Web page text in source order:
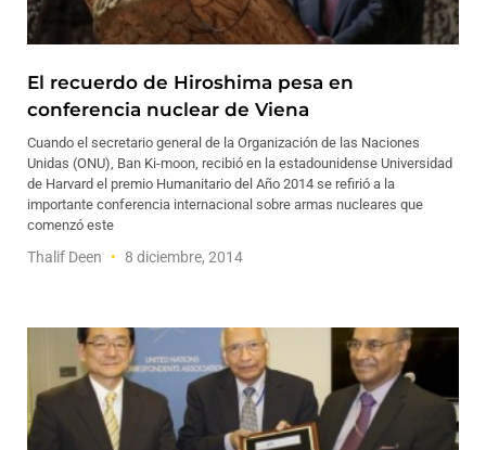
El recuerdo de Hiroshima pesa en
conferencia nuclear de Viena
Cuando el secretario general de la Organización de las Naciones
Unidas (ONU), Ban Ki-moon, recibió en la estadounidense Universidad
de Harvard el premio Humanitario del Año 2014 se refirió a la
importante conferencia internacional sobre armas nucleares que
comenzó este
Thalif Deen 8 diciembre, 2014